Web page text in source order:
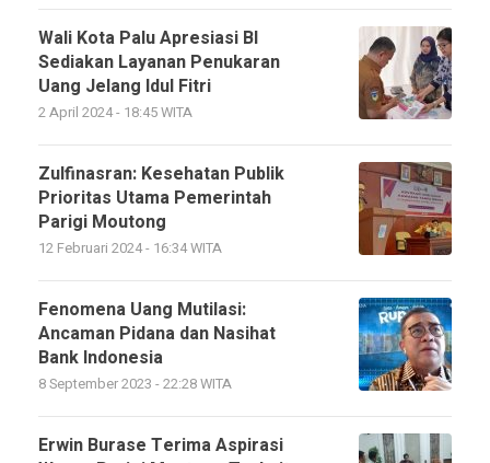
Wali Kota Palu Apresiasi BI
Sediakan Layanan Penukaran
Uang Jelang Idul Fitri
2 April 2024 - 18:45 WITA
Zulfinasran: Kesehatan Publik
Prioritas Utama Pemerintah
Parigi Moutong
12 Februari 2024 - 16:34 WITA
Fenomena Uang Mutilasi:
Ancaman Pidana dan Nasihat
Bank Indonesia
8 September 2023 - 22:28 WITA
Erwin Burase Terima Aspirasi